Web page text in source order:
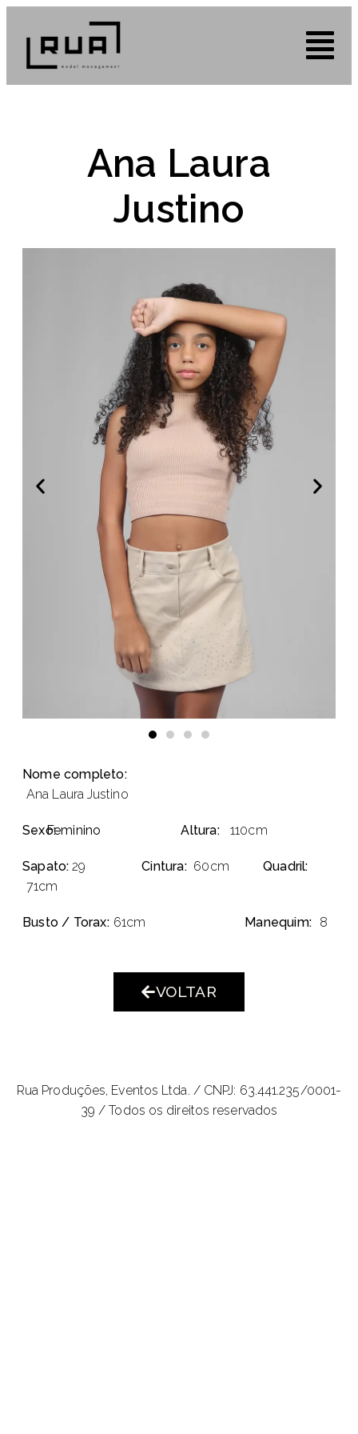
Ana Laura
Justino
Nome completo:
Ana Laura Justino
Sexo:Feminino Altura: 110cm
Sapato: 29 Cintura: 60cm
Quadril:
71cm
Busto / Torax: 61cm Manequim: 8
VOLTAR
Rua Produções, Eventos Ltda. / CNPJ: 63.441.235/0001-
39 / Todos os direitos reservados